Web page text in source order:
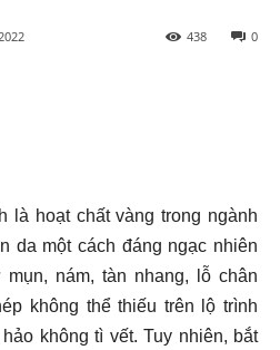
0
438
là hoạt chất vàng trong ngành
da một cách đáng ngạc nhiên
nám, tàn nhang, lỗ chân
không thể thiếu trên lộ trình
không tì vết. Tuy nhiên, bắt